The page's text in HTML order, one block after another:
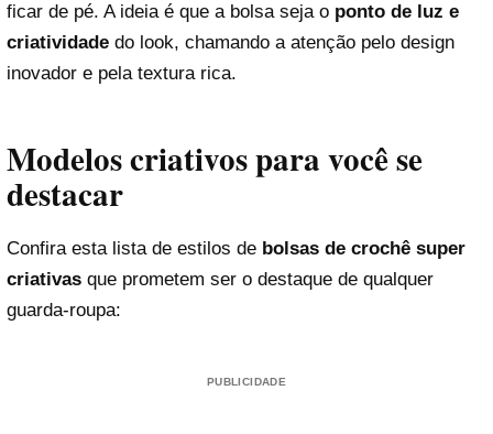
ficar de pé. A ideia é que a bolsa seja o ponto de luz e
criatividade do look, chamando a atenção pelo design
inovador e pela textura rica.
Modelos criativos para você se
destacar
Confira esta lista de estilos de bolsas de crochê super
criativas que prometem ser o destaque de qualquer
guarda-roupa:
PUBLICIDADE